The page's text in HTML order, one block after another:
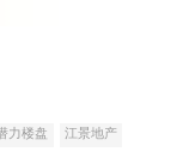
力楼盘
江景地产